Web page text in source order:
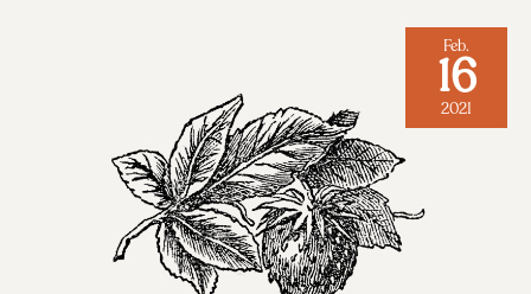
Feb.
16
2021